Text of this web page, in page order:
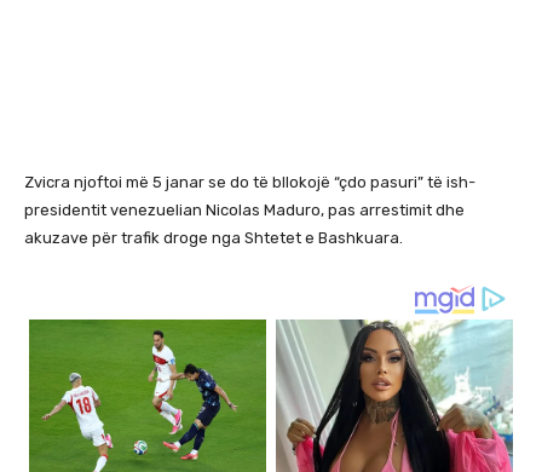
Zvicra njoftoi më 5 janar se do të bllokojë “çdo pasuri” të ish-
presidentit venezuelian Nicolas Maduro, pas arrestimit dhe
akuzave për trafik droge nga Shtetet e Bashkuara.